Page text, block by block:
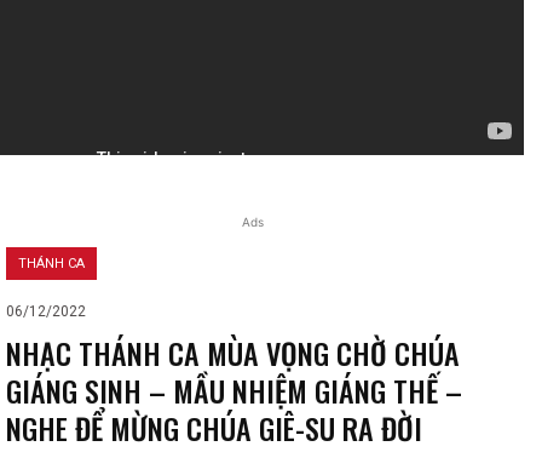
Ads
THÁNH CA
06/12/2022
NHẠC THÁNH CA MÙA VỌNG CHỜ CHÚA
GIÁNG SINH – MẦU NHIỆM GIÁNG THẾ –
NGHE ĐỂ MỪNG CHÚA GIÊ-SU RA ĐỜI